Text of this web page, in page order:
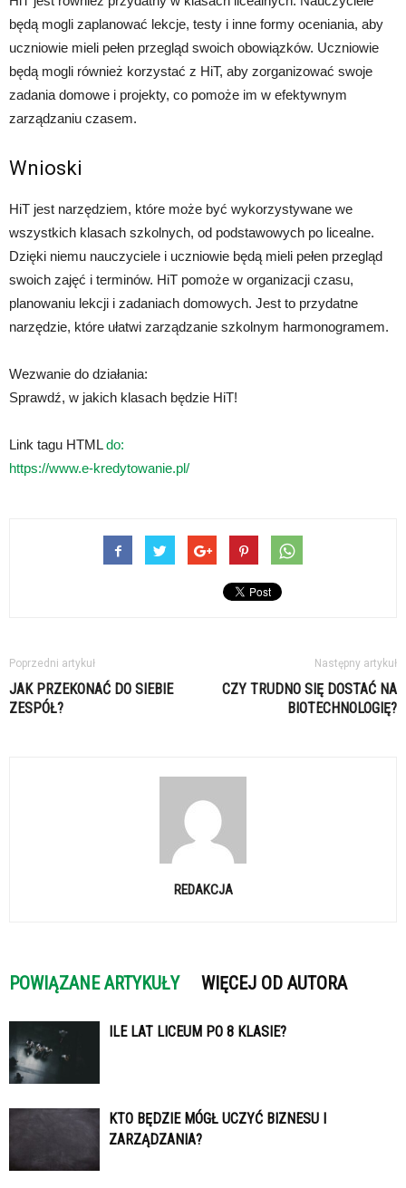
będą mogli zaplanować lekcje, testy i inne formy oceniania, aby
uczniowie mieli pełen przegląd swoich obowiązków. Uczniowie
będą mogli również korzystać z HiT, aby zorganizować swoje
zadania domowe i projekty, co pomoże im w efektywnym
zarządzaniu czasem.
Wnioski
HiT jest narzędziem, które może być wykorzystywane we
wszystkich klasach szkolnych, od podstawowych po licealne.
Dzięki niemu nauczyciele i uczniowie będą mieli pełen przegląd
swoich zajęć i terminów. HiT pomoże w organizacji czasu,
planowaniu lekcji i zadaniach domowych. Jest to przydatne
narzędzie, które ułatwi zarządzanie szkolnym harmonogramem.
Wezwanie do działania:
Sprawdź, w jakich klasach będzie HiT!
Link tagu HTMLdo:
https://www.e-kredytowanie.pl/
Poprzedni artykuł
JAK PRZEKONAĆ DO SIEBIE
ZESPÓŁ?
Następny artykuł
CZY TRUDNO SIĘ DOSTAĆ NA
BIOTECHNOLOGIĘ?
REDAKCJA
POWIĄZANE ARTYKUŁY WIĘCEJ OD AUTORA
ILE LAT LICEUM PO 8 KLASIE?
KTO BĘDZIE MÓGŁ UCZYĆ BIZNESU I
ZARZĄDZANIA?